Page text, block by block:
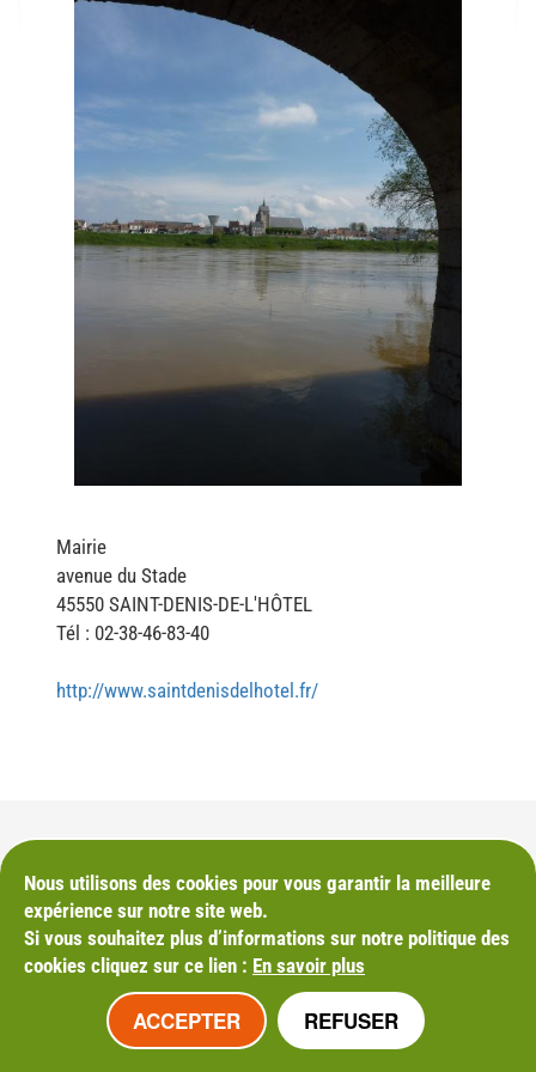
Mairie
avenue du Stade
45550 SAINT-DENIS-DE-L'HÔTEL
Tél : 02-38-46-83-40
http://www.saintdenisdelhotel.fr/
M'INSCRIRE À LA NEWSLETTER
Mentions légales
Plan du site
Nous utilisons des cookies pour vous garantir la meilleure
expérience sur notre site web.
Si vous souhaitez plus d’informations sur notre politique des
cookies cliquez sur ce lien : En savoir plus
ACCEPTER REFUSER